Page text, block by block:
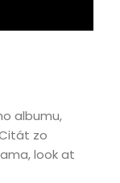
albumu,
zo
look at